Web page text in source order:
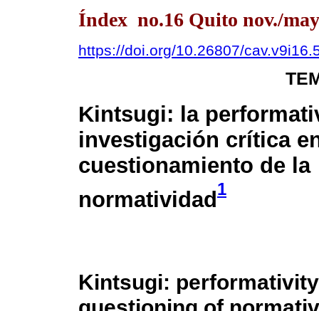
Índex no.16 Quito nov./
https://doi.org/10.26807/
Kintsugi: la
investigación crítica
cuestionamiento de la
normatividad1
Kintsugi: